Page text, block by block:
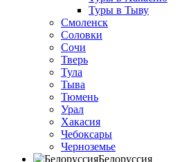
Туры в Тыву
Смоленск
Соловки
Сочи
Тверь
Тула
Тыва
Тюмень
Урал
Хакасия
Чебоксары
Черноземье
Белоруссия